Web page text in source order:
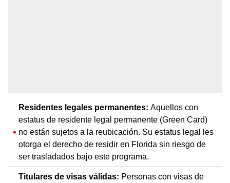
Residentes legales permanentes: Aquellos con
estatus de residente legal permanente (Green Card)
no están sujetos a la reubicación. Su estatus legal les
otorga el derecho de residir en Florida sin riesgo de
ser trasladados bajo este programa.
Titulares de visas válidas: Personas con visas de